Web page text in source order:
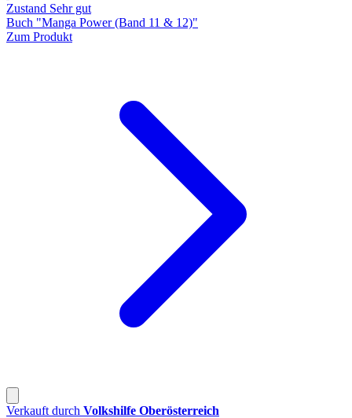
Zustand Sehr gut
Buch "Manga Power (Band 11 & 12)"
Zum Produkt
Verkauft durch Volkshilfe Oberösterreich